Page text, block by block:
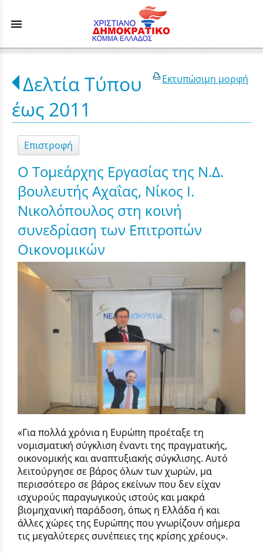
menu
Εκτυπώσιμη μορφή
Δελτία Τύπου
έως 2011
Επιστροφή
O Τομεάρχης Εργασίας της Ν.Δ.
βουλευτής Αχαΐας, Νίκος Ι.
Νικολόπουλος στη κοινή
συνεδρίαση των Επιτροπών
Οικονομικών
«Για πολλά χρόνια η Ευρώπη προέταξε τη
νομισματική σύγκλιση έναντι της πραγματικής,
οικονομικής και αναπτυξιακής σύγκλισης. Αυτό
λειτούργησε σε βάρος όλων των χωρών, μα
περισσότερο σε βάρος εκείνων που δεν είχαν
ισχυρούς παραγωγικούς ιστούς και μακρά
βιομηχανική παράδοση, όπως η Ελλάδα ή και
άλλες χώρες της Ευρώπης που γνωρίζουν σήμερα
τις μεγαλύτερες συνέπειες της κρίσης χρέους».